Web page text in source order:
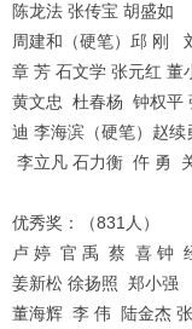
陈龙法 张传宝 胡盛如
周建和（硬笔）邱 刚
章 芳 石文学 张元红 董
黄文忠 杜春杨 钟权
迪 李海滨（硬笔）赵续
李立凡 石力衡 仵 勇
优秀奖：（831人）
卢 婷 官 禹 蔡 喜 钟
姜新松 徐扬照 郑小强
董海辉 李 伟 陆金杰